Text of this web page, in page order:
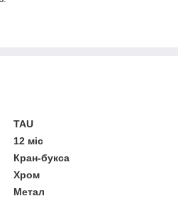
TAU
12 міс
Кран-букса
Хром
Метал